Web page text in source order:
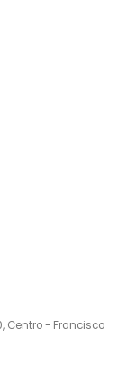
Centro - Francisco